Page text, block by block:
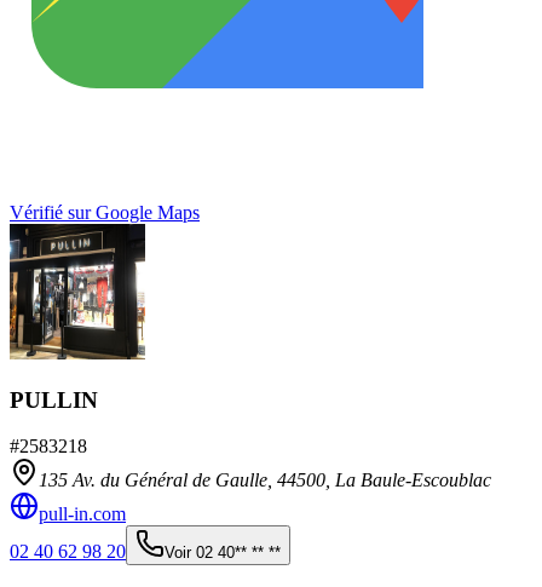
Vérifié sur Google Maps
PULLIN
#2583218
135 Av. du Général de Gaulle, 44500 La Baule-Escoublac
pull-in.com
02 40 62 98 20
Voir 02 40** ** **